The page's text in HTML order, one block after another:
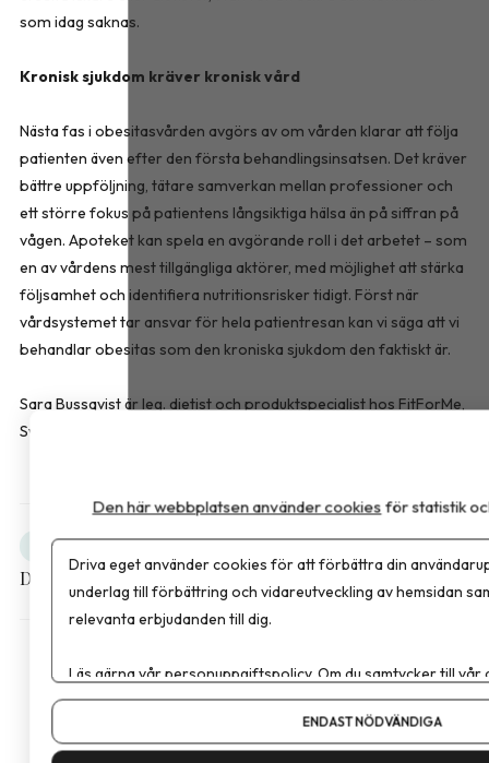
som idag saknas.
Kronisk sjukdom kräver kronisk vård
Nästa fas i obesitasvården avgörs av om vården klarar att följa
patienten även efter den första behandlingsinsatsen. Det kräver
bättre uppföljning, tätare samverkan mellan professioner och
ett större fokus på patientens långsiktiga hälsa än på siffran på
vågen. Apoteket kan spela en avgörande roll i det arbetet – som
en av vårdens mest tillgängliga aktörer, med möjlighet att stärka
följsamhet och identifiera nutritionsrisker tidigt. Först när
vårdsystemet tar ansvar för hela patientresan kan vi säga att vi
behandlar obesitas som den kroniska sjukdom den faktiskt är.
Sara Bussqvist är leg. dietist och produktspecialist hos FitForMe,
Sverige som erbjuder kosttillskott inom överviktsvård.
Obesitas
Dela artikeln
Den här webbplatsen använder cookies för statistik
Driva eget använder cookies för att förbättra din
underlag till förbättring och vidareutveckling av hemsidan
relevanta erbjudanden till dig.
Läs gärna vårpersonuppgiftspolicy. Om du samtycker till vår
Om du vill ändra ditt val i efterhand hittar du den möjligheten
ENDAST NÖDVÄNDIGA